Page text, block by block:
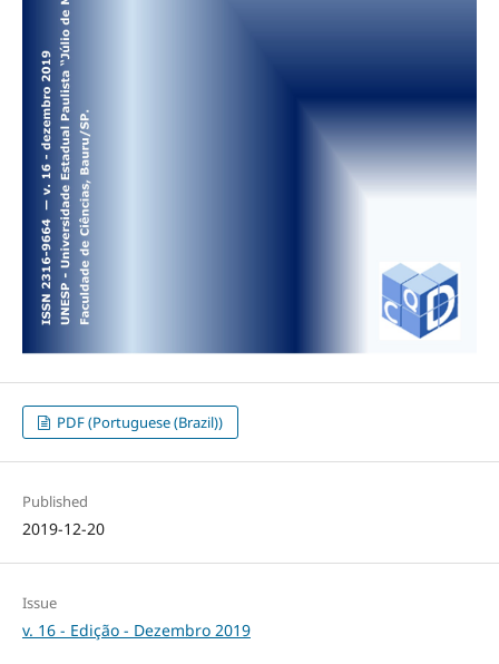
PDF (Portuguese (Brazil))
Published
2019-12-20
Issue
v. 16 - Edição - Dezembro 2019